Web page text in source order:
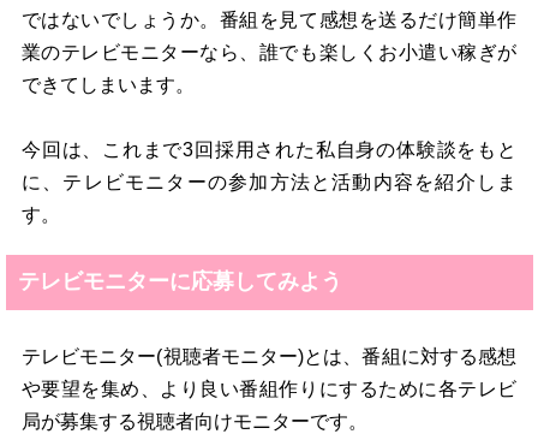
ではないでしょうか。番組を見て感想を送るだけ簡単作
業のテレビモニターなら、誰でも楽しくお小遣い稼ぎが
できてしまいます。
今回は、これまで3回採用された私自身の体験談をもと
に、テレビモニターの参加方法と活動内容を紹介しま
す。
テレビモニターに応募してみよう
テレビモニター(視聴者モニター)とは、番組に対する感想
や要望を集め、より良い番組作りにするために各テレビ
局が募集する視聴者向けモニターです。